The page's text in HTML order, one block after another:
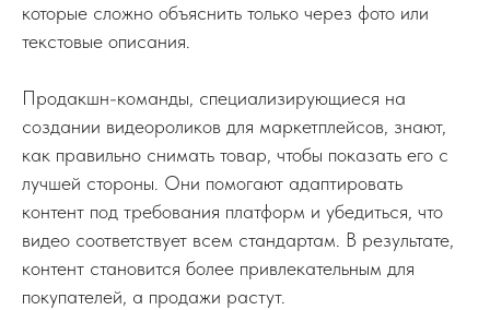
которые сложно объяснить только через фото или
текстовые описания.
Продакшн-команды, специализирующиеся на
создании видеороликов для маркетплейсов, знают,
как правильно снимать товар, чтобы показать его с
лучшей стороны. Они помогают адаптировать
контент под требования платформ и убедиться, что
видео соответствует всем стандартам. В результате,
контент становится более привлекательным для
покупателей, а продажи растут.